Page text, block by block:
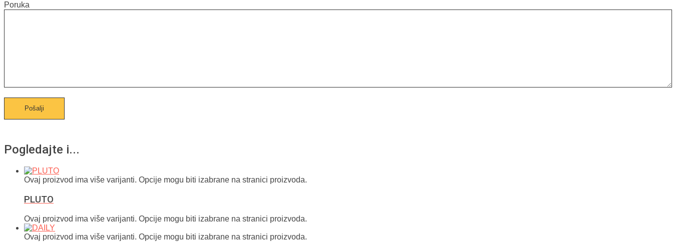
Poruka
Pogledajte i...
Ovaj proizvod ima više varijanti. Opcije mogu biti izabrane na stranici proizvoda.
PLUTO
Ovaj proizvod ima više varijanti. Opcije mogu biti izabrane na stranici proizvoda.
Ovaj proizvod ima više varijanti. Opcije mogu biti izabrane na stranici proizvoda.